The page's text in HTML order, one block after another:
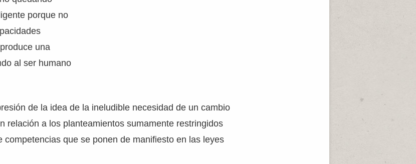
porque no
una
al ser humano
de la idea de la ineludible necesidad de un cambio
relación a los planteamientos sumamente restringidos
competencias que se ponen de manifiesto en las leyes